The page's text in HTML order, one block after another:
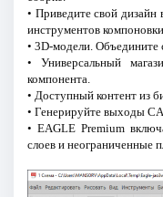
• Приведите свой
инструментов
• 3D-модели. Объедините
• Универсальный
компонента.
• Доступный контент из
• Генерируйте выходы
• EAGLE Premium
слоев и неограниченные